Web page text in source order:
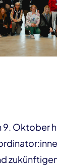
9. Oktober